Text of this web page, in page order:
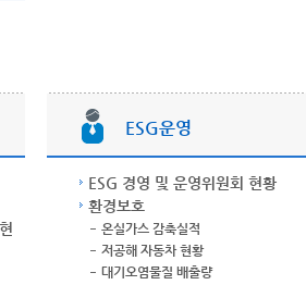
ESG운영
ESG 경영 및 운영위원회 현황
환경보호
온실가스 감축실적
저공해 자동차 현황
대기오염물질 배출량